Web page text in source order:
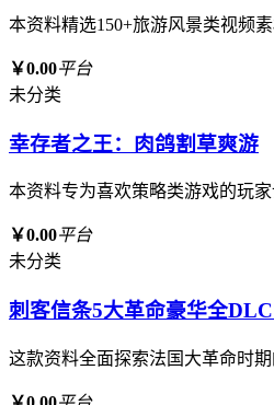
本资料精选150+旅游风景类视频
￥0.00平台
未分类
幸存者之王：肉鸽割草爽游
本资料专为喜欢策略类游戏的玩
￥0.00平台
未分类
刺客信条5大革命豪华全
这款资料全面探索法国大革命时